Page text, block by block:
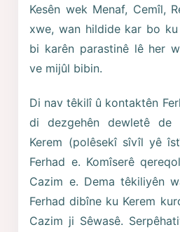
Kesên wek Menaf, Cemîl,
xwe, wan hildide kar bo
bi karên parastinê lê her
ve mijûl bibin.
Di nav têkilî û kontaktên
di dezgehên dewletê
Kerem (polêsekî sîvîl yê
Ferhad e. Komîserê
Cazim e. Dema têkiliyên
Ferhad dibîne ku Kerem
Cazim ji Sêwasê.